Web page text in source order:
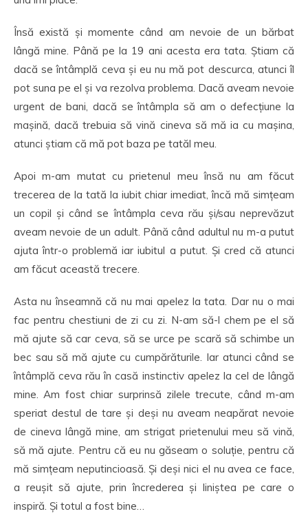
Însă există și momente când am nevoie de un bărbat
lângă mine. Până pe la 19 ani acesta era tata. Știam că
dacă se întâmplă ceva și eu nu mă pot descurca, atunci îl
pot suna pe el și va rezolva problema. Dacă aveam nevoie
urgent de bani, dacă se întâmpla să am o defecțiune la
mașină, dacă trebuia să vină cineva să mă ia cu mașina,
atunci știam că mă pot baza pe tatăl meu.
Apoi m-am mutat cu prietenul meu însă nu am făcut
trecerea de la tată la iubit chiar imediat, încă mă simțeam
un copil și când se întâmpla ceva rău și/sau neprevăzut
aveam nevoie de un adult. Până când adultul nu m-a putut
ajuta într-o problemă iar iubitul a putut. Și cred că atunci
am făcut această trecere.
Asta nu înseamnă că nu mai apelez la tata. Dar nu o mai
fac pentru chestiuni de zi cu zi. N-am să-l chem pe el să
mă ajute să car ceva, să se urce pe scară să schimbe un
bec sau să mă ajute cu cumpărăturile. Iar atunci când se
întâmplă ceva rău în casă instinctiv apelez la cel de lângă
mine. Am fost chiar surprinsă zilele trecute, când m-am
speriat destul de tare și deși nu aveam neapărat nevoie
de cineva lângă mine, am strigat prietenului meu să vină,
să mă ajute. Pentru că eu nu găseam o soluție, pentru că
mă simțeam neputincioasă. Și deși nici el nu avea ce face,
a reușit să ajute, prin încrederea și liniștea pe care o
inspiră. Și totul a fost bine…